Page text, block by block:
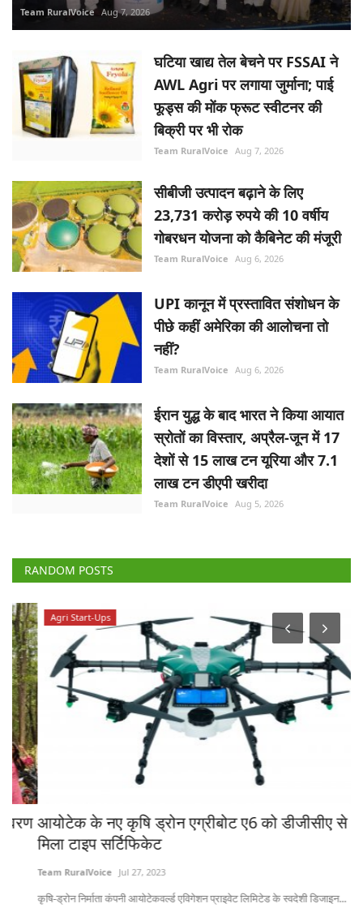
Team RuralVoice Aug 7, 2026
घटिया खाद्य तेल बेचने पर FSSAI ने
AWL Agri पर लगाया जुर्माना; पाई
फूड्स की मोंक फ्रूट स्वीटनर की
बिक्री पर भी रोक
Team RuralVoice Aug 7, 2026
सीबीजी उत्पादन बढ़ाने के लिए
23,731 करोड़ रुपये की 10 वर्षीय
गोबरधन योजना को कैबिनेट की मंजूरी
Team RuralVoice Aug 6, 2026
UPI कानून में प्रस्तावित संशोधन के
पीछे कहीं अमेरिका की आलोचना तो
नहीं?
Team RuralVoice Aug 6, 2026
ईरान युद्ध के बाद भारत ने किया आयात
स्रोतों का विस्तार, अप्रैल-जून में 17
देशों से 15 लाख टन यूरिया और 7.1
लाख टन डीएपी खरीदा
Team RuralVoice Aug 5, 2026
RANDOM POSTS
Agri Start-Ups
आयोटेक के नए कृषि ड्रोन एग्रीबोट ए6 को डीजीसीए से
मिला टाइप सर्टिफिकेट
Team RuralVoice Jul 27, 2023
कृषि-ड्रोन निर्माता कंपनी आयोटेकवर्ल्ड एविगेशन प्राइवेट लिमिटेड के स्वदेशी डिजाइन...